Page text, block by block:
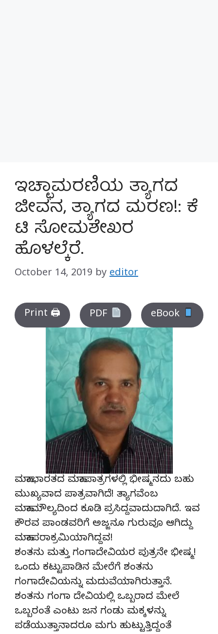
ಇಚ್ಛಾಮರಣಿಯ ತ್ಯಾಗದ
ಜೀವನ, ತ್ಯಾಗದ ಮರಣ!: ಕೆ
ಟಿ ಸೋಮಶೇಖರ
ಹೊಳಲ್ಕೆರೆ.
October 14, 2019 by editor
Print 🖨 PDF eBook
ಮಹಾಭಾರತದ ಮಹಾಪಾತ್ರಗಳಲ್ಲಿ ಭೀಷ್ಮನದು ಬಹು
ಮುಖ್ಯವಾದ ಪಾತ್ರವಾಗಿದೆ! ತ್ಯಾಗವೆಂಬ
ಮಹಾಮೌಲ್ಯದಿಂದ ಕೂಡಿ ಪ್ರಸಿದ್ದವಾದುದಾಗಿದೆ. ಇವ
ಕೌರವ ಪಾಂಡವರಿಗೆ ಅಜ್ಜನೂ ಗುರುವೂ ಆಗಿದ್ದು
ಮಹಾಪರಾಕ್ರಮಿಯಾಗಿದ್ದವ!
ಶಂತನು ಮತ್ತು ಗಂಗಾದೇವಿಯರ ಪುತ್ರನೇ ಭೀಷ್ಮ!
ಒಂದು ಕಟ್ಟುಪಾಡಿನ ಮೇರೆಗೆ ಶಂತನು
ಗಂಗಾದೇವಿಯನ್ನು ಮದುವೆಯಾಗಿರುತ್ತಾನೆ.
ಶಂತನು ಗಂಗಾ ದೇವಿಯಲ್ಲಿ ಒಬ್ಬರಾದ ಮೇಲೆ
ಒಬ್ಬರಂತೆ ಎಂಟು ಜನ ಗಂಡು ಮಕ್ಕಳನ್ನು
ಪಡೆಯುತ್ತಾನಾದರೂ ಮಗು ಹುಟ್ಟುತ್ತಿದ್ದಂತೆ